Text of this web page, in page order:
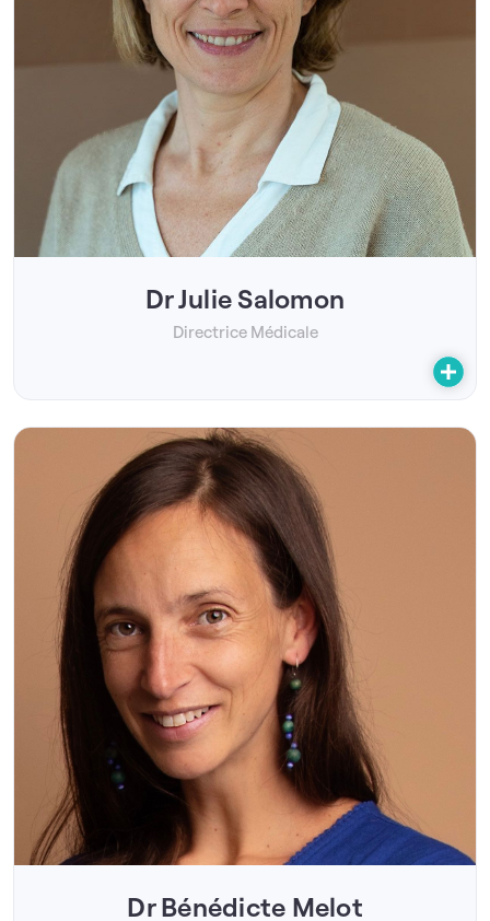
Dr Julie Salomon
Directrice Médicale
Dr Bénédicte Melot